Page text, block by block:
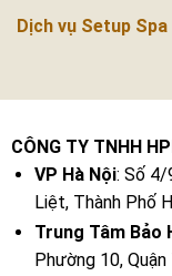
Dịch vụ Setup
CÔNG TY TNHH
VP Hà Nội: Số 4/
Liệt, Thành Phố
Trung Tâm Bảo
Phường 10,